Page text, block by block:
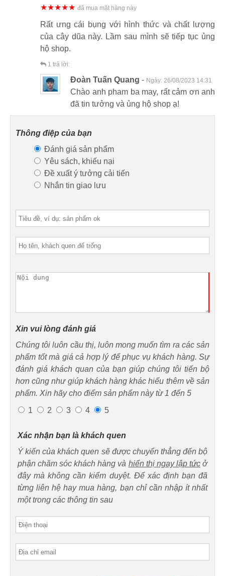
★★★★★ đã mua mặt hàng này
Rất ưng cái bụng với hình thức và chất lượng
của cây dũa này. Lầm sau mình sẽ tiếp tục ủng
hộ shop.
1 trả lời:
Đoàn Tuấn Quang - Ngày: 26/08/2023 14:31
Chào anh pham ba may, rất cảm ơn anh
đã tin tưởng và ủng hộ shop ạ!
Thông điệp của bạn
Đánh giá sản phẩm
Yêu sách, khiếu nại
Đề xuất ý tưởng cải tiến
Nhắn tin giao lưu
Xin vui lòng đánh giá
Chúng tôi luôn cầu thị, luôn mong muốn tìm ra các sản
phẩm tốt mà giá cả hợp lý để phục vụ khách hàng. Sự
đánh giá khách quan của bạn giúp chúng tôi tiến bộ
hơn cũng như giúp khách hàng khác hiểu thêm về sản
phẩm. Xin hãy cho điểm sản phẩm này từ 1 đến 5
1
2 3 4 5
Xác nhận bạn là khách quen
Ý kiến của khách quen sẽ được chuyển thẳng đến bộ
phận chăm sóc khách hàng và hiển thị ngay lập tứcở
đây mà không cần kiểm duyệt. Để xác định bạn đã
từng liên hệ hay mua hàng, bạn chỉ cần nhập ít nhất
một trong các thông tin sau